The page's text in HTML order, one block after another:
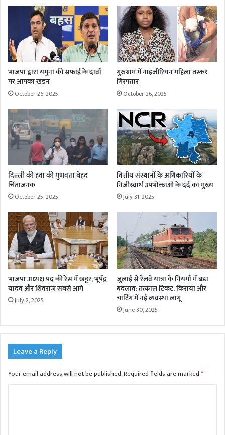
भाजपा द्वारा यमुना की सफाई के दावों
पर आपका खंडन
October 26, 2025
गुरुग्राम में नाइजीरियन महिला तस्कर
गिरफ्तार
October 26, 2025
दिल्ली की हवा की गुणवत्ता बेहद
चिंताजनक
October 25, 2025
वित्तीय संस्थानों के अधिकारियों के
निजीस्वार्थ उपभोक्ताओं के दर्द का मुख्य
July 31, 2025
भाजपा अध्यक्ष पद की रेस में खट्टर, भूपेंद्र
यादव और शिवराज सबसे आगे
July 2, 2025
जुलाई से रेलवे यात्रा के नियमों में बड़ा
बदलाव: तत्काल टिकट, किराया और
चार्टिंग में नई व्यवस्था लागू
June 30, 2025
Leave a Reply
Your email address will not be published.Required fields are marked*